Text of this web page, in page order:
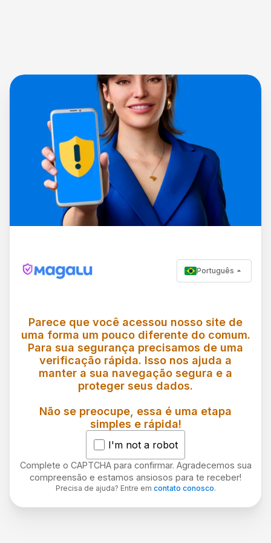
Português
Parece que você acessou nosso site de
uma forma um pouco diferente do comum.
Para sua segurança precisamos de uma
verificação rápida. Isso nos ajuda a
manter a sua navegação segura e a
proteger seus dados.
Não se preocupe, essa é uma etapa
simples e rápida!
I'm not a robot
Complete o CAPTCHA para confirmar. Agradecemos sua
compreensão e estamos ansiosos para te receber!
Precisa de ajuda? Entre em contato conosco.